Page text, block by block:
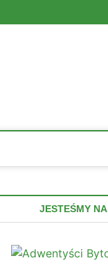
JESTEŚMY